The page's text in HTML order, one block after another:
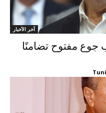
آخر الأخبار
مفتوح تضامنًا